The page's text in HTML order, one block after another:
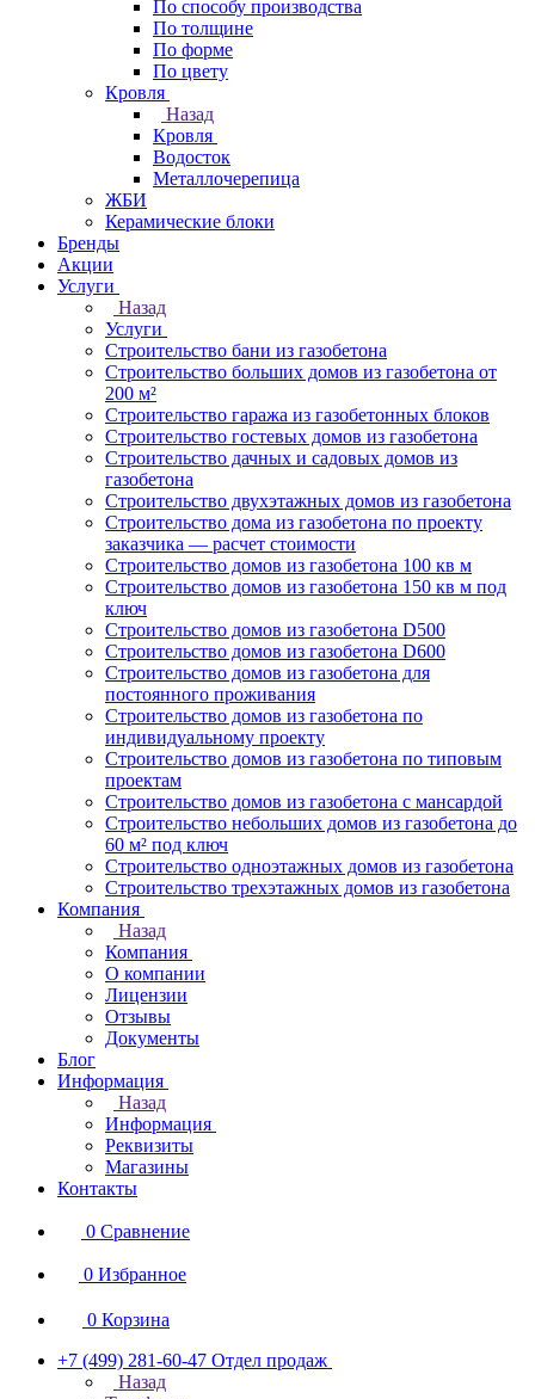
По способу производства
По толщине
По форме
По цвету
Кровля
Назад
Кровля
Водосток
Металлочерепица
ЖБИ
Керамические блоки
Бренды
Акции
Услуги
Назад
Услуги
Строительство бани из газобетона
Строительство больших домов из газобетона от
200 м²
Строительство гаража из газобетонных блоков
Строительство гостевых домов из газобетона
Строительство дачных и садовых домов из
газобетона
Строительство двухэтажных домов из газобетона
Строительство дома из газобетона по проекту
заказчика — расчет стоимости
Строительство домов из газобетона 100 кв м
Строительство домов из газобетона 150 кв м под
ключ
Строительство домов из газобетона D500
Строительство домов из газобетона D600
Строительство домов из газобетона для
постоянного проживания
Строительство домов из газобетона по
индивидуальному проекту
Строительство домов из газобетона по типовым
проектам
Строительство домов из газобетона с мансардой
Строительство небольших домов из газобетона до
60 м² под ключ
Строительство одноэтажных домов из газобетона
Строительство трехэтажных домов из газобетона
Компания
Назад
Компания
О компании
Лицензии
Отзывы
Документы
Блог
Информация
Назад
Информация
Реквизиты
Магазины
Контакты
0 Сравнение
0 Избранное
0 Корзина
+7 (499) 281-60-47 Отдел продаж
Назад